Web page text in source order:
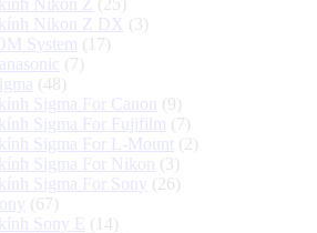
Nikon Z DX (3)
System (17)
(7)
(48)
Sigma For Canon
(9)
Sigma For Fujifilm (7)
Sigma For L-Mount (2)
Sigma For Nikon
(3)
Sigma For Sony (26)
(67)
Sony E
(14)